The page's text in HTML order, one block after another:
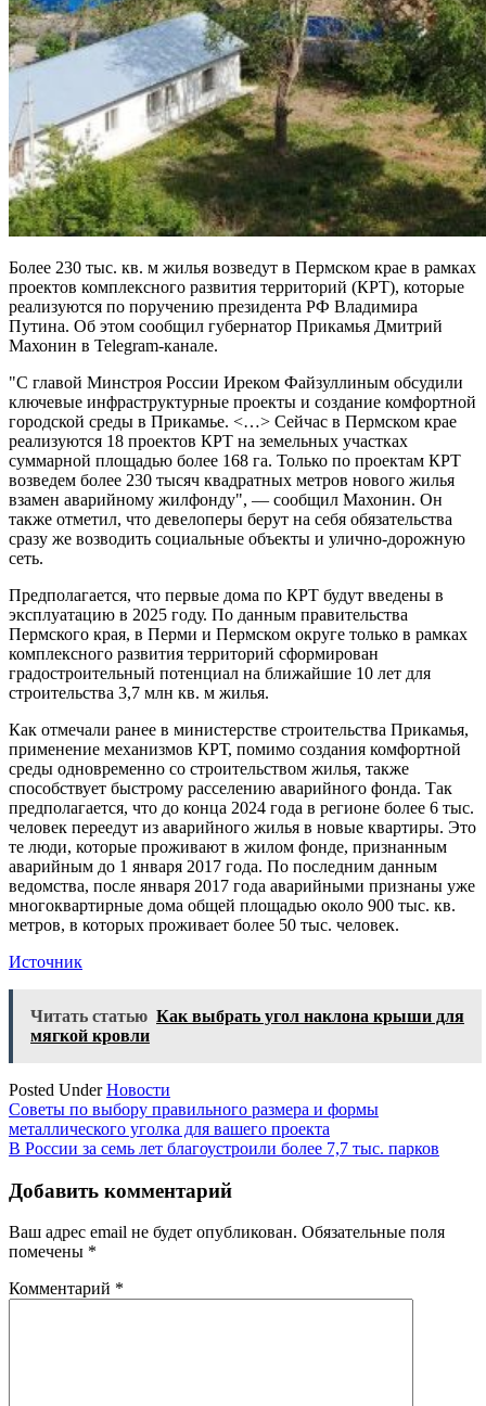
Более 230 тыс. кв. м жилья возведут в Пермском крае в рамках
проектов комплексного развития территорий (КРТ), которые
реализуются по поручению президента РФ Владимира
Путина. Об этом сообщил губернатор Прикамья Дмитрий
Махонин в Telegram-канале.
"С главой Минстроя России Иреком Файзуллиным обсудили
ключевые инфраструктурные проекты и создание комфортной
городской среды в Прикамье. <…> Сейчас в Пермском крае
реализуются 18 проектов КРТ на земельных участках
суммарной площадью более 168 га. Только по проектам КРТ
возведем более 230 тысяч квадратных метров нового жилья
взамен аварийному жилфонду", — сообщил Махонин. Он
также отметил, что девелоперы берут на себя обязательства
сразу же возводить социальные объекты и улично-дорожную
сеть.
Предполагается, что первые дома по КРТ будут введены в
эксплуатацию в 2025 году. По данным правительства
Пермского края, в Перми и Пермском округе только в рамках
комплексного развития территорий сформирован
градостроительный потенциал на ближайшие 10 лет для
строительства 3,7 млн кв. м жилья.
Как отмечали ранее в министерстве строительства Прикамья,
применение механизмов КРТ, помимо создания комфортной
среды одновременно со строительством жилья, также
способствует быстрому расселению аварийного фонда. Так
предполагается, что до конца 2024 года в регионе более 6 тыс.
человек переедут из аварийного жилья в новые квартиры. Это
те люди, которые проживают в жилом фонде, признанным
аварийным до 1 января 2017 года. По последним данным
ведомства, после января 2017 года аварийными признаны уже
многоквартирные дома общей площадью около 900 тыс. кв.
метров, в которых проживает более 50 тыс. человек.
Источник
Читать статью Как выбрать угол наклона крыши для
мягкой кровли
Posted UnderНовости
Навигация
по
Советы по выбору правильного размера и формы
металлического уголка для вашего проекта
В России за семь лет благоустроили более 7,7 тыс. парков
Добавить комментарий
Ваш адрес email не будет опубликован. Обязательные поля
помечены *
Комментарий *